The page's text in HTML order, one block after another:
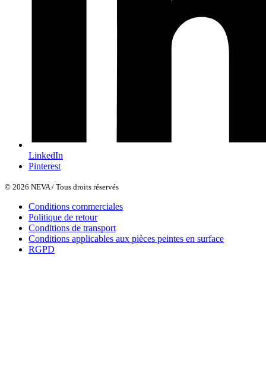
LinkedIn
Pinterest
© 2026 NEVA / Tous droits réservés
Conditions commerciales
Politique de retour
Conditions de transport
Conditions applicables aux pièces peintes en surface
RGPD